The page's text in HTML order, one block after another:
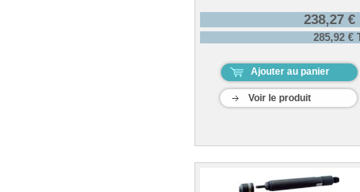
238,27 €
285,92 €
Ajouter au panier
Voir le produit